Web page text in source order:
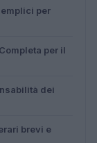
per
per il
dei
brevi e